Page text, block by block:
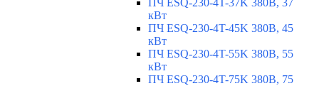
ПЧ ESQ-230-4T-37K 380В, 37
кВт
ПЧ ESQ-230-4T-45K 380В, 45
кВт
ПЧ ESQ-230-4T-55K 380В, 55
кВт
ПЧ ESQ-230-4T-75K 380В, 75